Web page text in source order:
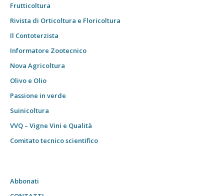
Frutticoltura
Rivista di Orticoltura e Floricoltura
Il Contoterzista
Informatore Zootecnico
Nova Agricoltura
Olivo e Olio
Passione in verde
Suinicoltura
VVQ – Vigne Vini e Qualità
Comitato tecnico scientifico
Abbonati